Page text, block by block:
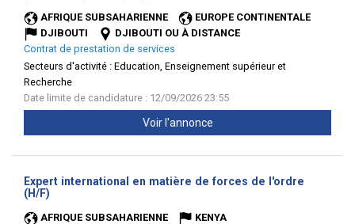
AFRIQUE SUBSAHARIENNE
EUROPE CONTINENTALE
DJIBOUTI
DJIBOUTI OU À DISTANCE
Contrat de prestation de services
Secteurs d'activité : Education, Enseignement supérieur et
Recherche
Date limite de candidature : 12/09/2026 23:55
Voir l'annonce
Expert international en matière de forces de l'ordre
(H/F)
AFRIQUE SUBSAHARIENNE
KENYA